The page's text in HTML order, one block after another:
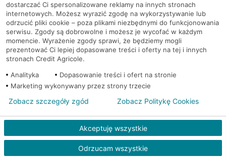
Warszawa, al. KEN 19 Bankomat (Euronet)
Warszawa, al. KEN 20 Bankomat (Euronet)
Warszawa, al. KEN 47 lok. 289 Bankomat (Euronet)
Warszawa, al. Komisji Edukacji
Narodowej 36 lok.1
Bankomat w
placówce CA BP
Warszawa, al. Komisji Edukacji
Bankomat w
dostarczać Ci spersonalizowane reklamy na innych stronach
internetowych. Możesz wyrazić zgodę na wykorzystywanie lub
odrzucić pliki cookie – poza plikami niezbędnymi do funkcjonowania
serwisu. Zgody są dobrowolne i możesz je wycofać w każdym
momencie. Wyrażenie zgody sprawi, że będziemy mogli
prezentować Ci lepiej dopasowane treści i oferty na tej i innych
stronach Credit Agricole.
Analityka
Dopasowanie treści i ofert na stronie
Marketing wykonywany przez strony trzecie
Akceptuję wszystkie
Odrzucam wszystkie
Zobacz szczegóły zgód Zobacz Politykę Cookies